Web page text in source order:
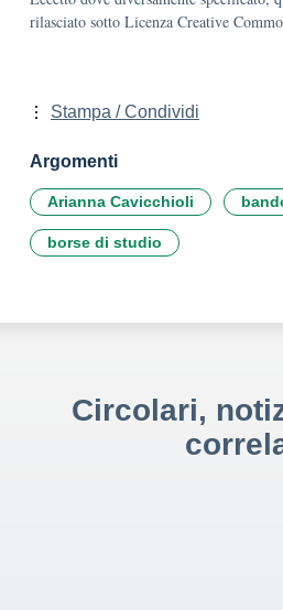
rilasciato sotto Licenza Creative
Stampa / Condividi
Argomenti
Arianna Cavicchioli
borse di studio
Circolari,